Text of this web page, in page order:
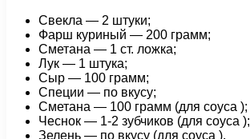
Свекла — 2 штуки;
Фарш куриный — 200 грамм;
Сметана — 1 ст. ложка;
Лук — 1 штука;
Сыр — 100 грамм;
Специи — по вкусу;
Сметана — 100 грамм (для соуса );
Чеснок — 1-2 зубчиков (для соуса );
Зелень — по вкусу (для соуса ).